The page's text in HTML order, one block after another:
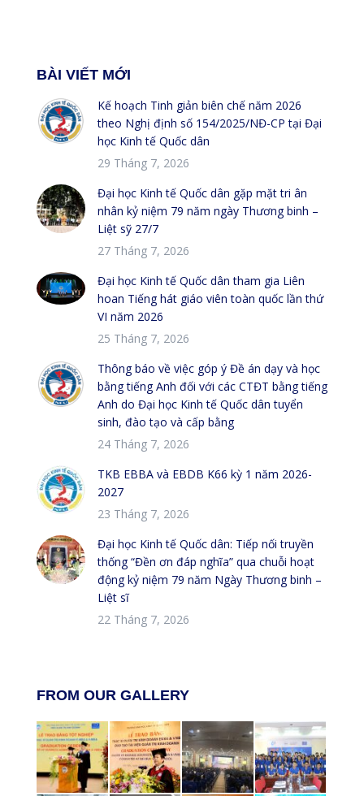
BÀI VIẾT MỚI
Kế hoạch Tinh giản biên chế năm 2026
theo Nghị định số 154/2025/NĐ-CP tại Đại
học Kinh tế Quốc dân
29 Tháng 7, 2026
Đại học Kinh tế Quốc dân gặp mặt tri ân
nhân kỷ niệm 79 năm ngày Thương binh –
Liệt sỹ 27/7
27 Tháng 7, 2026
Đại học Kinh tế Quốc dân tham gia Liên
hoan Tiếng hát giáo viên toàn quốc lần thứ
VI năm 2026
25 Tháng 7, 2026
Thông báo về việc góp ý Đề án dạy và học
bằng tiếng Anh đối với các CTĐT bằng tiếng
Anh do Đại học Kinh tế Quốc dân tuyển
sinh, đào tạo và cấp bằng
24 Tháng 7, 2026
TKB EBBA và EBDB K66 kỳ 1 năm 2026-
2027
23 Tháng 7, 2026
Đại học Kinh tế Quốc dân: Tiếp nối truyền
thống “Đền ơn đáp nghĩa” qua chuỗi hoạt
động kỷ niệm 79 năm Ngày Thương binh –
Liệt sĩ
22 Tháng 7, 2026
FROM OUR GALLERY